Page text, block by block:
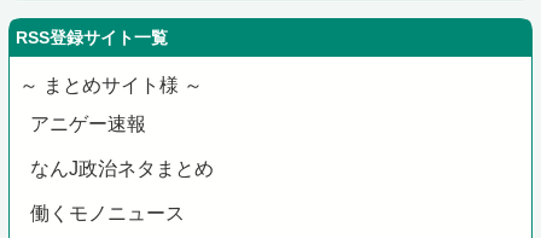
RSS登録サイト一覧
～ まとめサイト様 ～
アニゲー速報
なんJ政治ネタまとめ
働くモノニュース